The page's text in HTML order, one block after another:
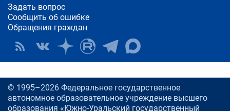
Задать вопрос
Сообщить об ошибке
Обращения граждан
© 1995–2026 Федеральное государственное
автономное образовательное учреждение высшего
образования «Южно-Уральский государственный